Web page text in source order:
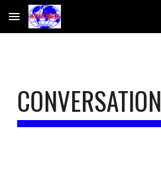
Skip to main content
CONVERSATION